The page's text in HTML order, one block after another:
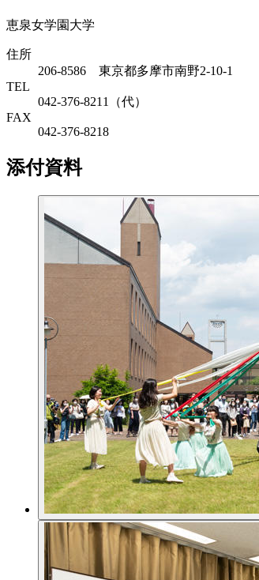
恵泉女学園大学
住所
206-8586 東京都多摩市南野2-10-1
TEL
042-376-8211（代）
FAX
042-376-8218
添付資料